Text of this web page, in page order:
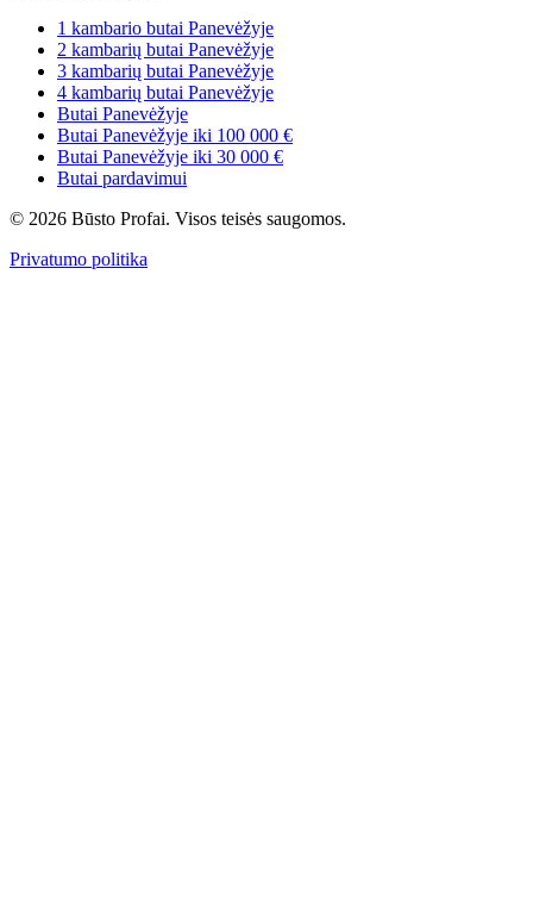
1 kambario butai Panevėžyje
2 kambarių butai Panevėžyje
3 kambarių butai Panevėžyje
4 kambarių butai Panevėžyje
Butai Panevėžyje
Butai Panevėžyje iki 100 000 €
Butai Panevėžyje iki 30 000 €
Butai pardavimui
© 2026 Būsto Profai. Visos teisės saugomos.
Privatumo politika